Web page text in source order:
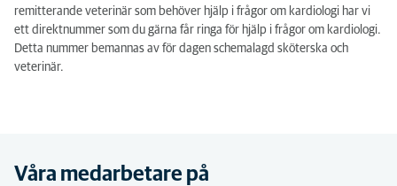
remitterande veterinär som behöver hjälp i frågor om kardiologi har vi
ett direktnummer som du gärna får ringa för hjälp i frågor om kardiologi.
Detta nummer bemannas av för dagen schemalagd sköterska och
veterinär.
Våra medarbetare på